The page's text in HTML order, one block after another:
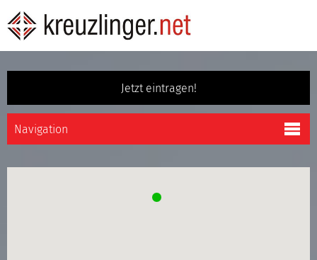
Jetzt eintragen!